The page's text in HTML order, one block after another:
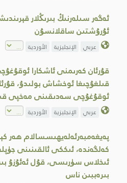
ئەگەر سىلەرنىڭ بىرىڭلار
ئۇرۇشتىن ساقلانسۇن
عربي الإنجليزية الأوردية
قۇرئان كەرىمنى ئاشكارا
قىلغۇچىغا ئوخشاش بولىدۇ،
ئوقۇغۇچى سەدىقىنى مەخپى
عربي الإنجليزية الأوردية
پەيغەمبەرئەلەيھىسسالام ھەر
كەلگەندە، ئىككى ئالقىنىنى
ئىخلاس سۈرىسى، قۇل ئەئۇزۇ
بىرەببىن ناس